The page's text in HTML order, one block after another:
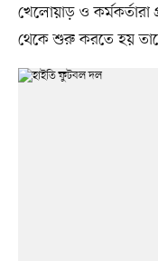
খেলোয়াড় ও
থেকে শুরু করতে হয়